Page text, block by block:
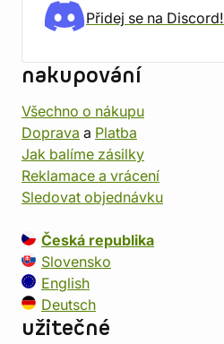
Přidej se na Discord!
nakupování
Všechno o nákupu
Doprava a Platba
Jak balíme zásilky
Reklamace a vrácení
Sledovat objednávku
Česká republika
Slovensko
English
Deutsch
užitečné